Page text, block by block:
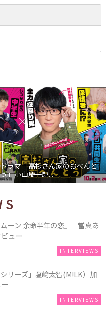
ドラマ「高杉さん家のおべんと
う」小山慶一郎...
ーン 余命半年の恋』 當真あ
ュー
INTERVIEWS
リーズ」塩﨑太智(M!LK）加
INTERVIEWS